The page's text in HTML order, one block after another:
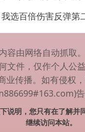
伤害反弹第二季&穿书我选百倍伤害反
容由网络自动抓取
文件，仅作个人公
业传播。如有侵权
告
说明，您只有在了解并
继续访问本站。